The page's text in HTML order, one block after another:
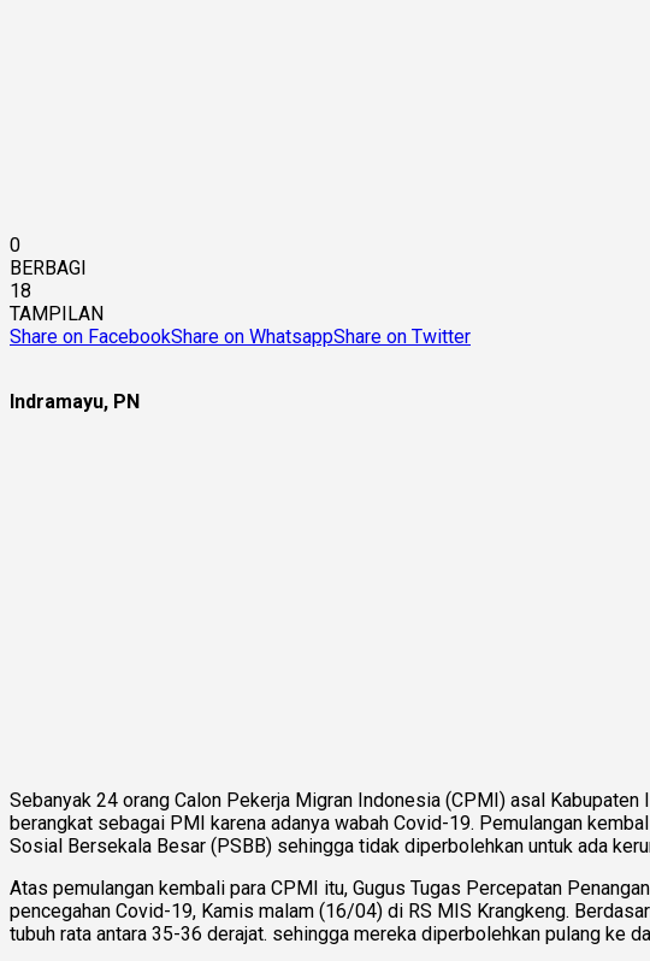
0
BERBAGI
18
TAMPILAN
Share on FacebookShare on WhatsappShare on Twitter
Indramayu, PN
Sebanyak 24 orang Calon Pekerja Migran Indonesia (CPMI) asal
berangkat sebagai PMI karena adanya wabah Covid-19. Pemulangan
Sosial Bersekala Besar (PSBB) sehingga tidak diperbolehkan untuk ada
Atas pemulangan kembali para CPMI itu, Gugus Tugas Percepatan
pencegahan Covid-19, Kamis malam (16/04) di RS MIS Krangkeng.
tubuh rata antara 35-36 derajat. sehingga mereka diperbolehkan pulang ke